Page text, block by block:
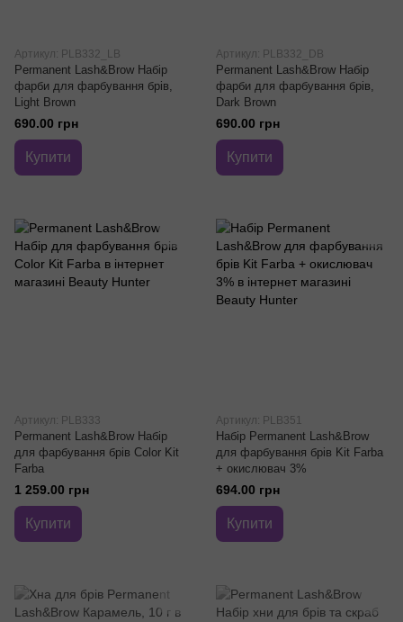
Артикул: PLB332_LB
Permanent Lash&Brow Набір
фарби для фарбування брів,
Light Brown
690.00 грн
Купити
Артикул: PLB332_DB
Permanent Lash&Brow Набір
фарби для фарбування брів,
Dark Brown
690.00 грн
Купити
Артикул: PLB333
Permanent Lash&Brow Набір
для фарбування брів Color Kit
Farba
1 259.00 грн
Купити
Артикул: PLB351
Набір Permanent Lash&Brow
для фарбування брів Kit Farba
+ окислювач 3%
694.00 грн
Купити